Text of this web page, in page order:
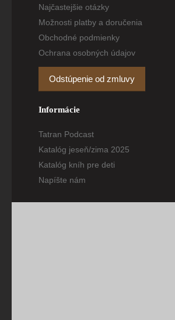
Najčastejšie otázky
Možnosti platby a doručenia
Obchodné podmienky
Ochrana osobných údajov
Odstúpenie od zmluvy
Informácie
Tatran Podcast
Katalóg jeseň/zima 2025
Katalóg kníh pre deti
Napíšte nám